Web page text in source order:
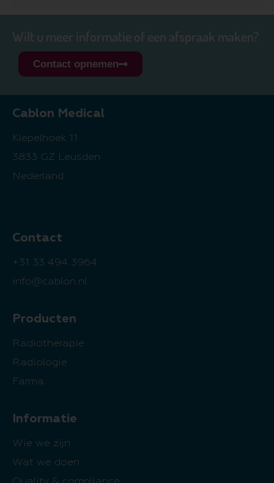
Wilt u meer informatie of een afspraak maken?
Contact opnemen
Cablon Medical
Klepelhoek 11
3833 GZ Leusden
Nederland
Contact
+31 33 494 3964
info@cablon.nl
Producten
Radiotherapie
Radiologie
Farma
Informatie
Wie we zijn
Wat we doen